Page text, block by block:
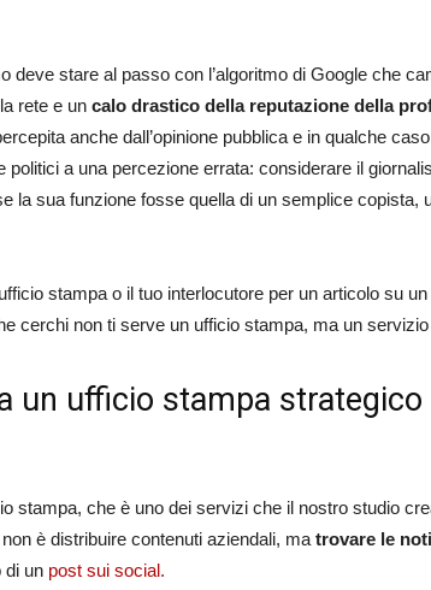
deve stare al passo con l’algoritmo di Google che
rete e un calo drastico della reputazione della
anche dall’opinione pubblica e in qualche
politici a una percezione errata: considerare il
la sua funzione fosse quella di un semplice copista,
stampa o il tuo interlocutore per un articolo su un
cerchi non ti serve un ufficio stampa, ma un
un ufficio stampa strategico
stampa, che è uno dei servizi che il nostro studio
è distribuire contenuti aziendali, ma trovare le
di un post sui social.